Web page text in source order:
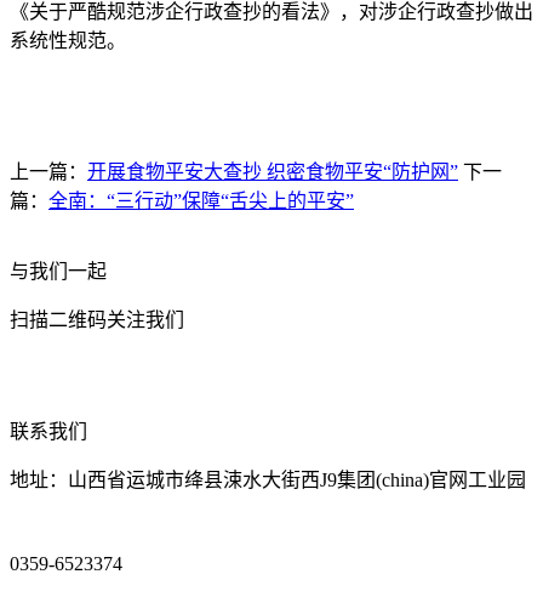
《关于严酷规范涉企行政查抄的看法》，对涉企行政查抄做出
系统性规范。
上一篇： 开展食物平安大查抄 织密食物平安“防护网” 下一
篇： 全南：“三行动”保障“舌尖上的平安”
与我们一起
扫描二维码关注我们
联系我们
地址：山西省运城市绛县涑水大街西J9集团(china)官网工业园
0359-6523374